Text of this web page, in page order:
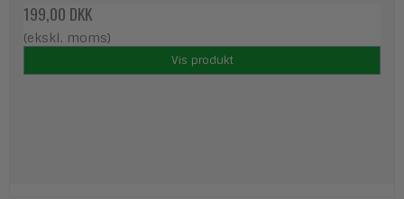
199,00 DKK
(ekskl. moms)
Vis produkt